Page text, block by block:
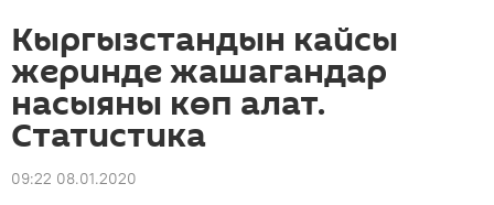
Кыргызстандын кайсы
жеринде жашагандар
насыяны көп алат.
Статистика
09:22 08.01.2020